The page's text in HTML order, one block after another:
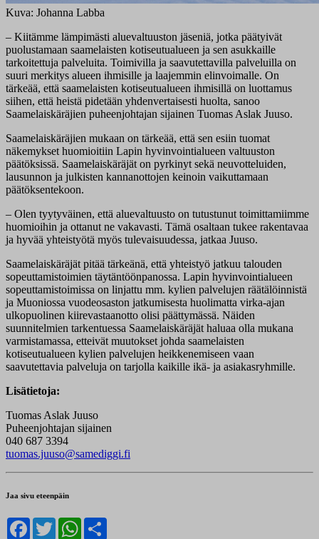
Kuva: Johanna Labba
– Kiitämme lämpimästi aluevaltuuston jäseniä, jotka päätyivät
puolustamaan saamelaisten kotiseutualueen ja sen asukkaille
tarkoitettuja palveluita. Toimivilla ja saavutettavilla palveluilla on
suuri merkitys alueen ihmisille ja laajemmin elinvoimalle. On
tärkeää, että saamelaisten kotiseutualueen ihmisillä on luottamus
siihen, että heistä pidetään yhdenvertaisesti huolta, sanoo
Saamelaiskäräjien puheenjohtajan sijainen Tuomas Aslak Juuso.
Saamelaiskäräjien mukaan on tärkeää, että sen esiin tuomat
näkemykset huomioitiin Lapin hyvinvointialueen valtuuston
päätöksissä. Saamelaiskäräjät on pyrkinyt sekä neuvotteluiden,
lausunnon ja julkisten kannanottojen keinoin vaikuttamaan
päätöksentekoon.
– Olen tyytyväinen, että aluevaltuusto on tutustunut toimittamiimme
huomioihin ja ottanut ne vakavasti. Tämä osaltaan tukee rakentavaa
ja hyvää yhteistyötä myös tulevaisuudessa, jatkaa Juuso.
Saamelaiskäräjät pitää tärkeänä, että yhteistyö jatkuu talouden
sopeuttamistoimien täytäntöönpanossa. Lapin hyvinvointialueen
sopeuttamistoimissa on linjattu mm. kylien palvelujen räätälöinnistä
ja Muoniossa vuodeosaston jatkumisesta huolimatta virka-ajan
ulkopuolinen kiirevastaanotto olisi päättymässä. Näiden
suunnitelmien tarkentuessa Saamelaiskäräjät haluaa olla mukana
varmistamassa, etteivät muutokset johda saamelaisten
kotiseutualueen kylien palvelujen heikkenemiseen vaan
saavutettavia palveluja on tarjolla kaikille ikä- ja asiakasryhmille.
Lisätietoja:
Tuomas Aslak Juuso
Puheenjohtajan sijainen
040 687 3394
tuomas.juuso@samediggi.fi
Jaa sivu eteenpäin
Facebook
TwitterWhatsApp